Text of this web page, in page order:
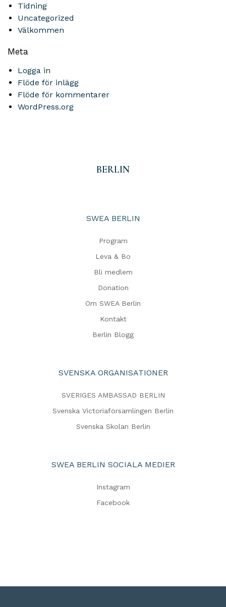
Tidning
Uncategorized
Välkommen
Meta
Logga in
Flöde för inlägg
Flöde för kommentarer
WordPress.org
BERLIN
SWEA BERLIN
Program
Leva & Bo
Bli medlem
Donation
Om SWEA Berlin
Kontakt
Berlin Blogg
SVENSKA ORGANISATIONER
SVERIGES AMBASSAD BERLIN
Svenska Victoriaförsamlingen Berlin
Svenska Skolan Berlin
SWEA BERLIN SOCIALA MEDIER
Instagram
Facebook